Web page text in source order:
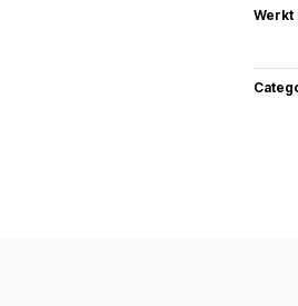
Werkt